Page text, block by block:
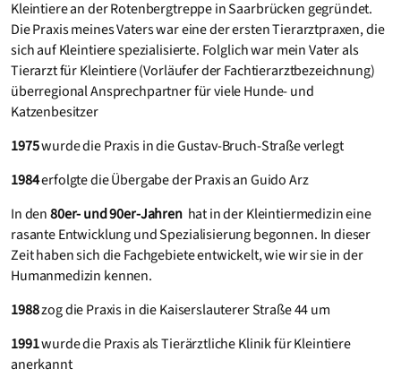
Kleintiere an der Rotenbergtreppe in Saarbrücken gegründet.
Die Praxis meines Vaters war eine der ersten Tierarztpraxen, die
sich auf Kleintiere spezialisierte. Folglich war mein Vater als
Tierarzt für Kleintiere (Vorläufer der Fachtierarztbezeichnung)
überregional Ansprechpartner für viele Hunde- und
Katzenbesitzer
1975wurde die Praxis in die Gustav-Bruch-Straße verlegt
1984erfolgte die Übergabe der Praxis an Guido Arz
In den80er- und 90er-Jahrenhat in der Kleintiermedizin eine
rasante Entwicklung und Spezialisierung begonnen. In dieser
Zeit haben sich die Fachgebiete entwickelt, wie wir sie in der
Humanmedizin kennen.
1988zog die Praxis in die Kaiserslauterer Straße 44 um
1991wurde die Praxis als Tierärztliche Klinik für Kleintiere
anerkannt